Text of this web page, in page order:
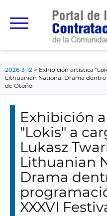
principal
2026-3-12
Exhibición artística
Lithuanian National Drama dentro
de Otoño
Exhibición
"Lokis" a
Lukasz
Lithuanian
Drama
XXXVI